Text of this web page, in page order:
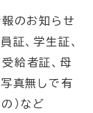
報のお知らせ
証、学生証、
給者証、母
真無しで有
）など